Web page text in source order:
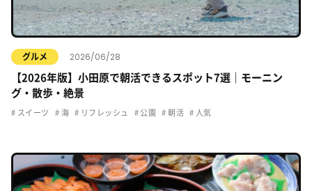
グルメ 2026/06/28
【2026年版】小田原で朝活できるスポット7選｜モーニン
グ・散歩・絶景
スイーツ 海 リフレッシュ 公園 朝活 人気